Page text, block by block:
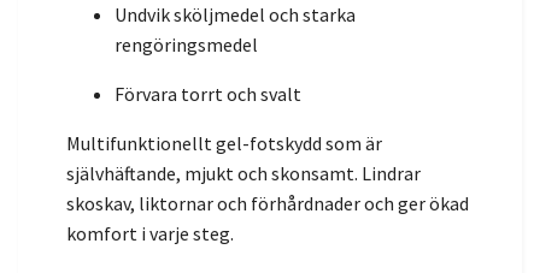
Undvik sköljmedel och starka
rengöringsmedel
Förvara torrt och svalt
Multifunktionellt gel-fotskydd som är
självhäftande, mjukt och skonsamt. Lindrar
skoskav, liktornar och förhårdnader och ger ökad
komfort i varje steg.